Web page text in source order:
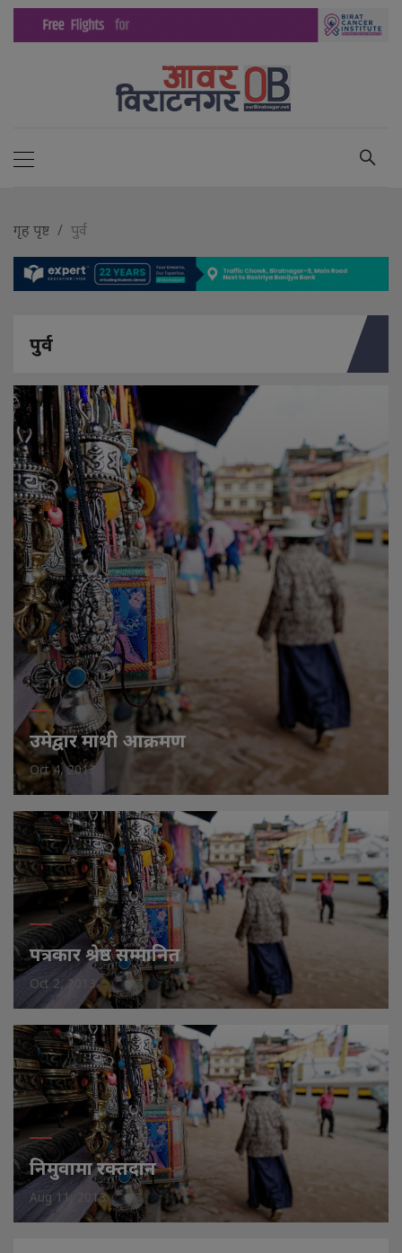
गृह पृष्ट पुर्व
पुर्व
उमेद्वार माथी आक्रमण
Oct 4, 2013
पत्रकार श्रेष्ठ सम्मानित
Oct 2, 2013
निमुवामा रक्तदान
Aug 11, 2013